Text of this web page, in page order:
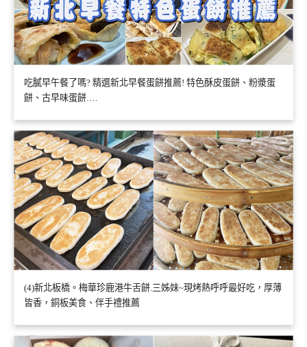
吃膩早午餐了嗎? 精選新北早餐蛋餅推薦! 特色酥皮蛋餅、粉漿蛋
餅、古早味蛋餅….
(4)新北板橋。梅華珍鹿港牛舌餅.三姊妹~現烤熱呼呼最好吃，厚薄
皆香，銅板美食、伴手禮推薦